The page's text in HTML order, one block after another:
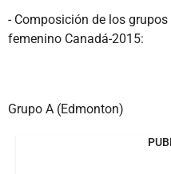
- Composición de los
femenino Canadá-2015:
Grupo A (Edmonton)